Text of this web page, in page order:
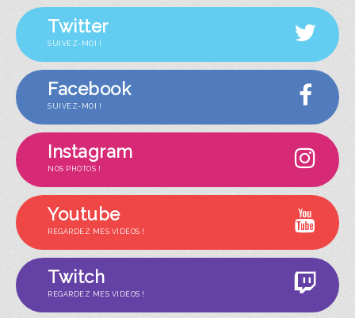
Twitter
SUIVEZ-MOI !
Facebook
SUIVEZ-MOI !
Instagram
NOS PHOTOS !
Youtube
REGARDEZ MES VIDÉOS !
Twitch
REGARDEZ MES VIDÉOS !